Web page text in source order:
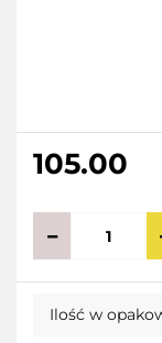
105.00
Ilość w